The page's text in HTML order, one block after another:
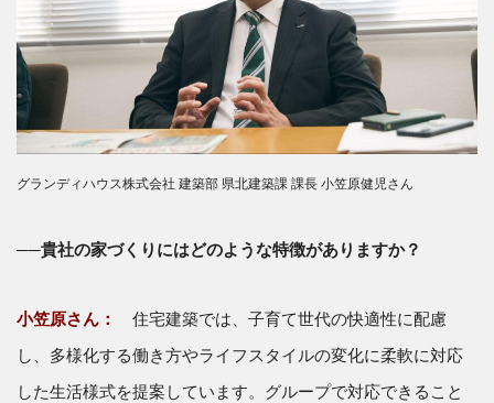
グランディハウス株式会社 建築部 県北建築課 課長 小笠原健児さん
──貴社の家づくりにはどのような特徴がありますか？
小笠原さん：
住宅建築では、子育て世代の快適性に配慮
し、多様化する働き方やライフスタイルの変化に柔軟に対応
した生活様式を提案しています。グループで対応できること